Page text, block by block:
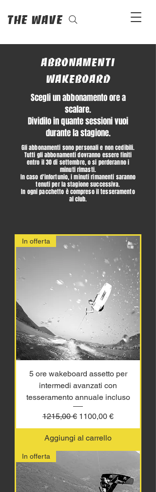
The Wave
Abbonamenti
wakeboard
Scegli un abbonamento ore a
scalare.
Dividilo in quante sessioni vuoi
durante la stagione.
Gli abbonamenti sono personali e non cedibili.
Tutti gli abbonamenti dovranno essere finiti
entro il 30 di settembre, o si perderanno i
minuti rimasti.
In caso d'infortunio, i minuti rimanenti saranno
tenuti per la stagione successiva.
In ogni pacchetto è compreso il tesseramento
al club.
In offerta
5 ore wakeboard assetto per
intermedi avanzati con
tesseramento annuale incluso
Prezzo regolare
1215,00 € Prezzo scontato
1100,00 €
Aggiungi al carrello
In offerta